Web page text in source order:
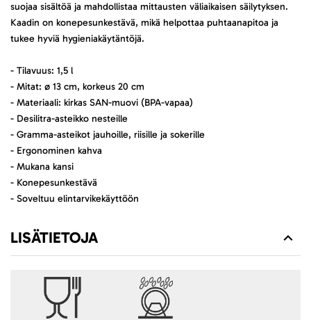
suojaa sisältöä ja mahdollistaa mittausten väliaikaisen säilytyksen.
Kaadin on konepesunkestävä, mikä helpottaa puhtaanapitoa ja
tukee hyviä hygieniakäytäntöjä.
- Tilavuus: 1,5 l
- Mitat: ø 13 cm, korkeus 20 cm
- Materiaali: kirkas SAN-muovi (BPA-vapaa)
- Desilitra-asteikko nesteille
- Gramma-asteikot jauhoille, riisille ja sokerille
- Ergonominen kahva
- Mukana kansi
- Konepesunkestävä
- Soveltuu elintarvikekäyttöön
LISÄTIETOJA